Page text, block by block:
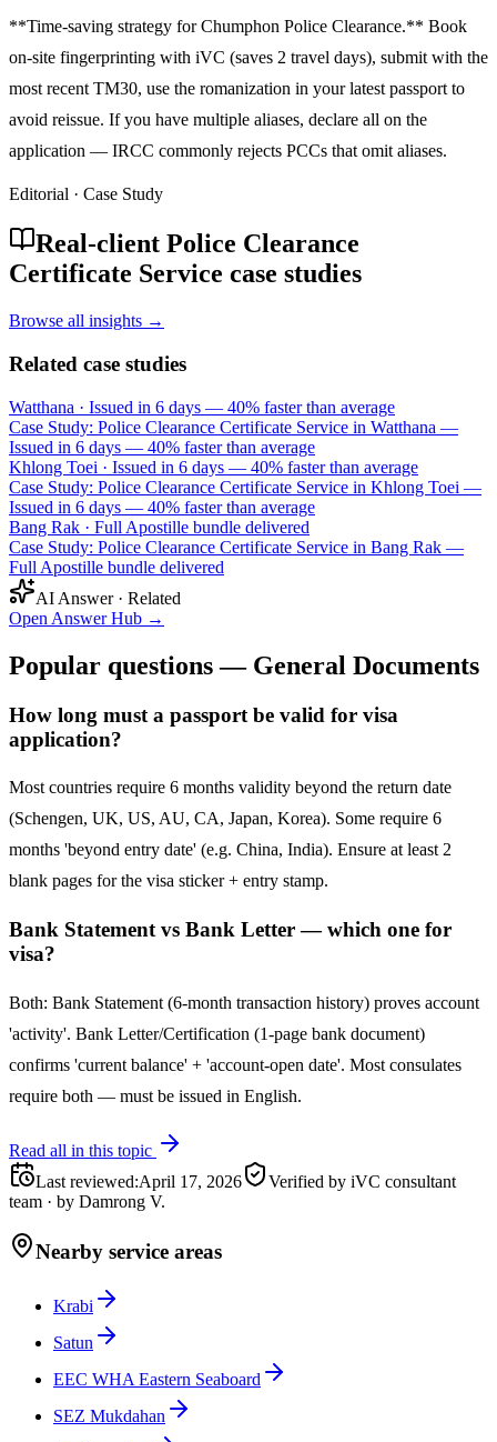
**Time-saving strategy for Chumphon Police Clearance.** Book
on-site fingerprinting with iVC (saves 2 travel days), submit with the
most recent TM30, use the romanization in your latest passport to
avoid reissue. If you have multiple aliases, declare all on the
application — IRCC commonly rejects PCCs that omit aliases.
Editorial · Case Study
Real-client Police Clearance
Certificate Service case studies
Browse all insights →
Related case studies
Watthana · Issued in 6 days — 40% faster than average
Case Study: Police Clearance Certificate Service in Watthana —
Issued in 6 days — 40% faster than average
Khlong Toei · Issued in 6 days — 40% faster than average
Case Study: Police Clearance Certificate Service in Khlong Toei —
Issued in 6 days — 40% faster than average
Bang Rak · Full Apostille bundle delivered
Case Study: Police Clearance Certificate Service in Bang Rak —
Full Apostille bundle delivered
AI Answer · Related
Open Answer Hub →
Popular questions — General Documents
How long must a passport be valid for visa
application?
Most countries require 6 months validity beyond the return date
(Schengen, UK, US, AU, CA, Japan, Korea). Some require 6
months 'beyond entry date' (e.g. China, India). Ensure at least 2
blank pages for the visa sticker + entry stamp.
Bank Statement vs Bank Letter — which one for
visa?
Both: Bank Statement (6-month transaction history) proves account
'activity'. Bank Letter/Certification (1-page bank document)
confirms 'current balance' + 'account-open date'. Most consulates
require both — must be issued in English.
Read all in this topic
Last reviewed:April 17, 2026
Verified by iVC consultant
team · by Damrong V.
Nearby service areas
Krabi
Satun
EEC WHA Eastern Seaboard
SEZ Mukdahan